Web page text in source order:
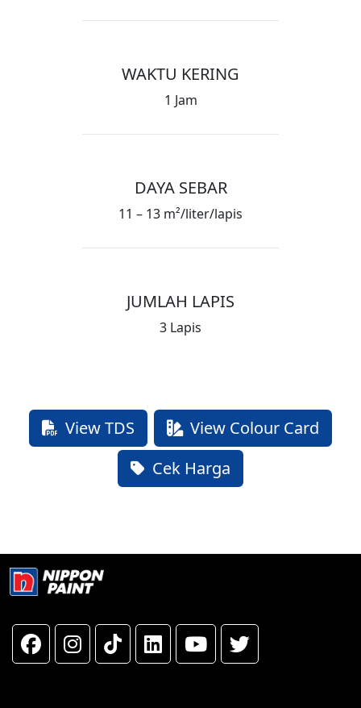
WAKTU KERING
1 Jam
DAYA SEBAR
11 – 13 m²/liter/lapis
JUMLAH LAPIS
3 Lapis
View TDS
View Colour Card
Cek Harga